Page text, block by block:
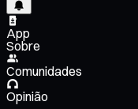
App
Sobre
Comunidades
Opinião